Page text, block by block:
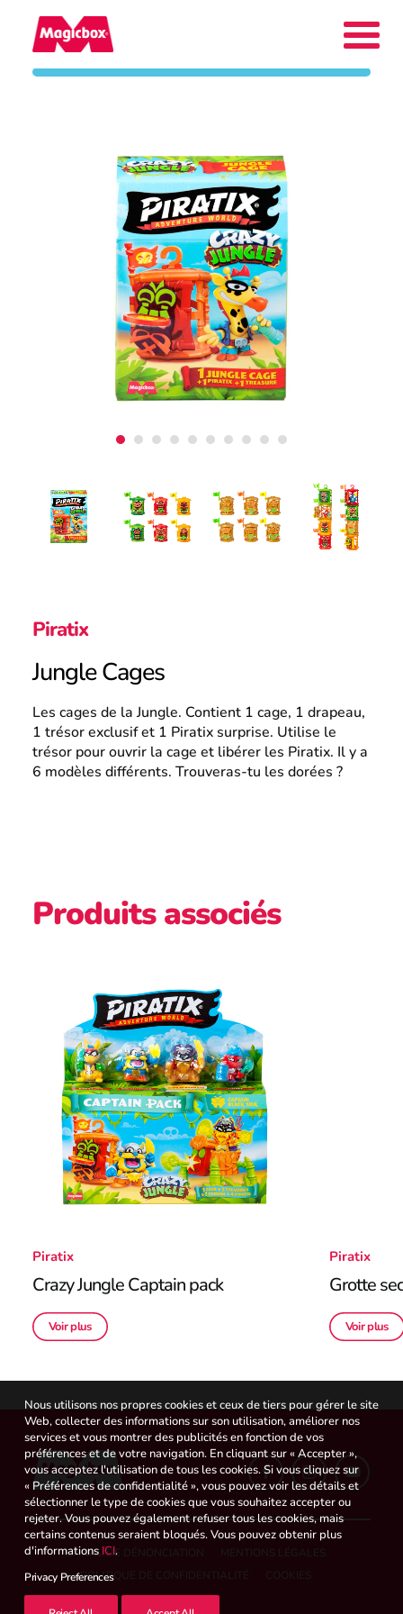
Zone des collectionneurs
Entreprise
Contact
France
Recherche
Piratix
Jungle Cages
Les cages de la Jungle. Contient 1 cage, 1 drapeau,
1 trésor exclusif et 1 Piratix surprise. Utilise le
trésor pour ouvrir la cage et libérer les Piratix. Il y a
6 modèles différents. Trouveras-tu les dorées ?
Produits associés
Piratix
Crazy Jungle Captain pack
Voir plus
Piratix
Grotte
Voir plus
CANAL DE DÉNONCIATION
POLITIQUE DE CONFIDENTIALITÉ
Nous utilisons nos propres cookies et ceux de tiers pour gérer le site
Web, collecter des informations sur son utilisation, améliorer nos
services et vous montrer des publicités en fonction de vos
préférences et de votre navigation. En cliquant sur « Accepter »,
vous acceptez l'utilisation de tous les cookies. Si vous cliquez sur
« Préférences de confidentialité », vous pouvez voir les détails et
sélectionner le type de cookies que vous souhaitez accepter ou
rejeter. Vous pouvez également refuser tous les cookies, mais
certains contenus seraient bloqués. Vous pouvez obtenir plus
d'informations ICI.
Privacy Preferences